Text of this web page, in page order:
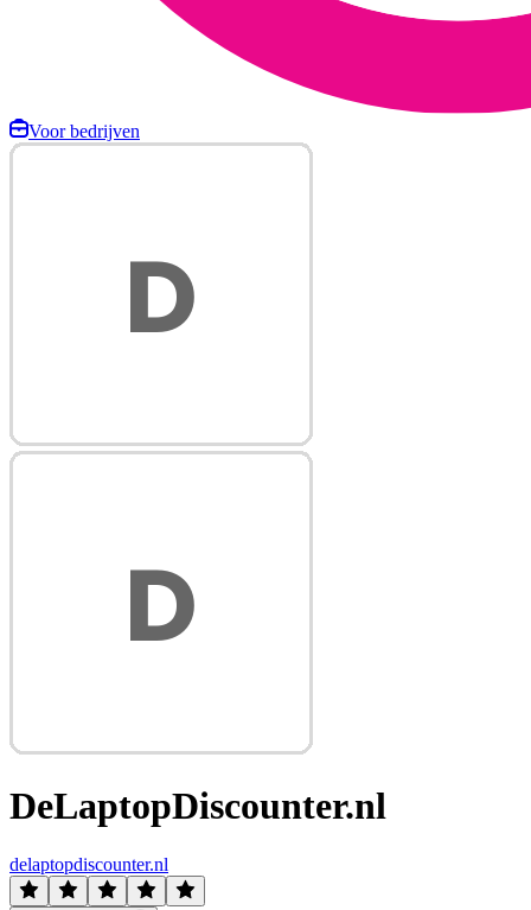
Voor bedrijven
DeLaptopDiscounter.nl
delaptopdiscounter.nl